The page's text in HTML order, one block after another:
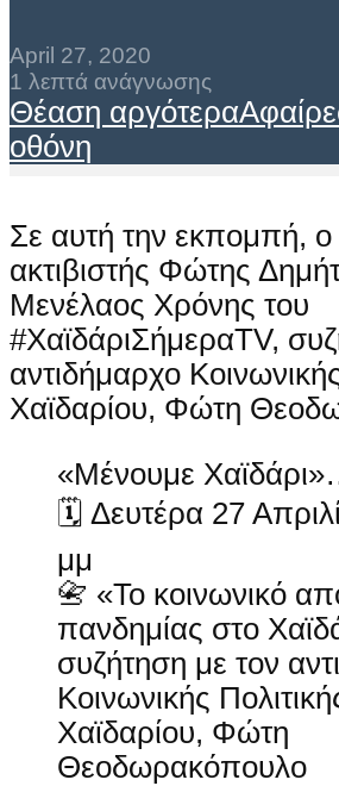
April 27, 2020
1 λεπτά ανάγνωσης
Θέαση αργότερα
οθόνη
Σε αυτή την εκπομπή, ο
ακτιβιστής Φώτης
Μενέλαος Χρόνης του
#ΧαϊδάριΣήμεραTV,
αντιδήμαρχο
Χαϊδαρίου, Φώτη
«Μένουμε
🗓 Δευτέρα 27
μμ
📇 «Το κοινωνικό
πανδημίας στο
συζήτηση με τον
Κοινωνικής
Χαϊδαρίου, Φώτη
Θεοδωρακόπουλο